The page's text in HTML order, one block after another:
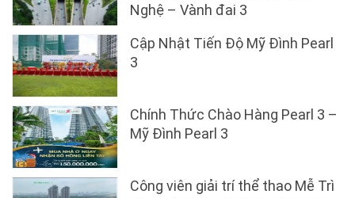
Nghệ – Vành đai 3
Cập Nhật Tiến Độ Mỹ Đình Pearl
3
Chính Thức Chào Hàng Pearl 3 –
Mỹ Đình Pearl 3
Công viên giải trí thể thao Mễ Trì